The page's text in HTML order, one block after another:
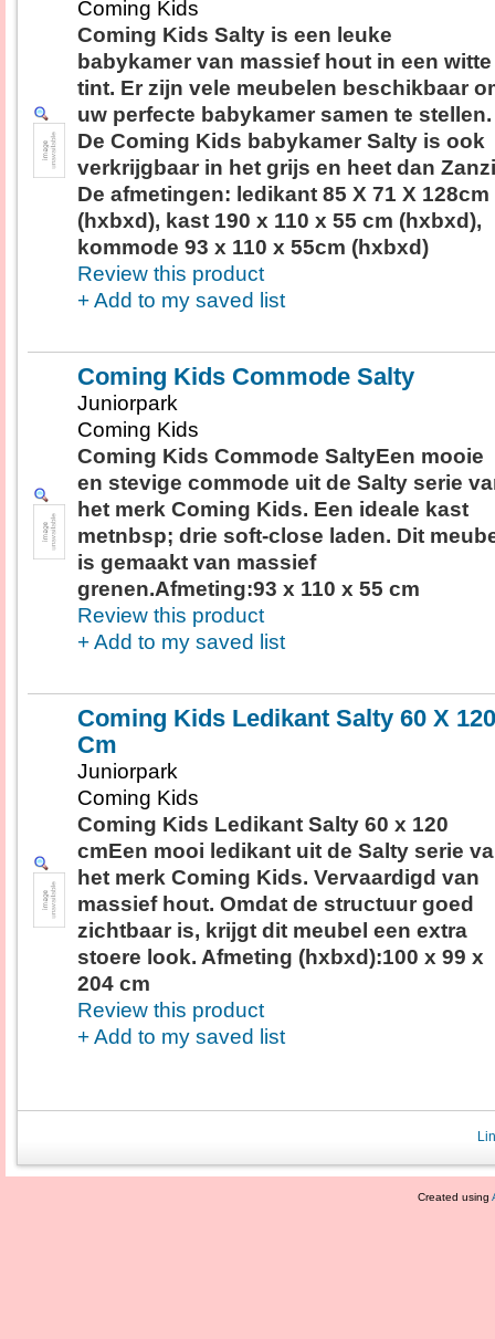
Coming Kids
Coming Kids Salty is een leuke
babykamer van massief hout in een witte
tint. Er zijn vele meubelen beschikbaar
uw perfecte babykamer samen te stellen.
De Coming Kids babykamer Salty is ook
verkrijgbaar in het grijs en heet dan
De afmetingen: ledikant 85 X 71 X 128cm
(hxbxd), kast 190 x 110 x 55 cm (hxbxd),
kommode 93 x 110 x 55cm (hxbxd)
Review this product
+ Add to my saved list
Coming Kids Commode Salty
Juniorpark
Coming Kids
Coming Kids Commode SaltyEen mooie
en stevige commode uit de Salty serie
het merk Coming Kids. Een ideale kast
metnbsp; drie soft-close laden. Dit
is gemaakt van massief
grenen.Afmeting:93 x 110 x 55 cm
Review this product
+ Add to my saved list
Coming Kids Ledikant Salty 60 X 120
Cm
Juniorpark
Coming Kids
Coming Kids Ledikant Salty 60 x 120
cmEen mooi ledikant uit de Salty serie
het merk Coming Kids. Vervaardigd van
massief hout. Omdat de structuur goed
zichtbaar is, krijgt dit meubel een extra
stoere look. Afmeting (hxbxd):100 x 99 x
204 cm
Review this product
+ Add to my saved list
Created using